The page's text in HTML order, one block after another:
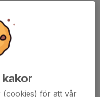
i SSL 2016/17
kakor
(cookies) för att vår